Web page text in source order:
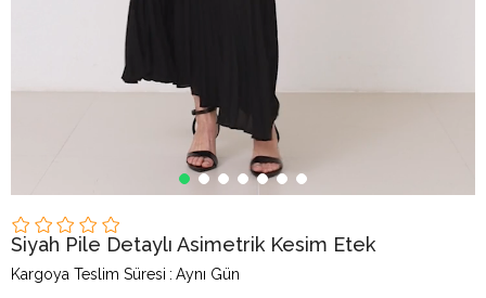
Siyah Pile Detaylı Asimetrik Kesim Etek
Kargoya Teslim Süresi : Aynı Gün